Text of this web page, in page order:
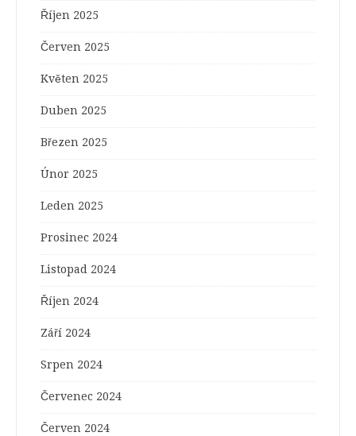
Říjen 2025
Červen 2025
Květen 2025
Duben 2025
Březen 2025
Únor 2025
Leden 2025
Prosinec 2024
Listopad 2024
Říjen 2024
Září 2024
Srpen 2024
Červenec 2024
Červen 2024